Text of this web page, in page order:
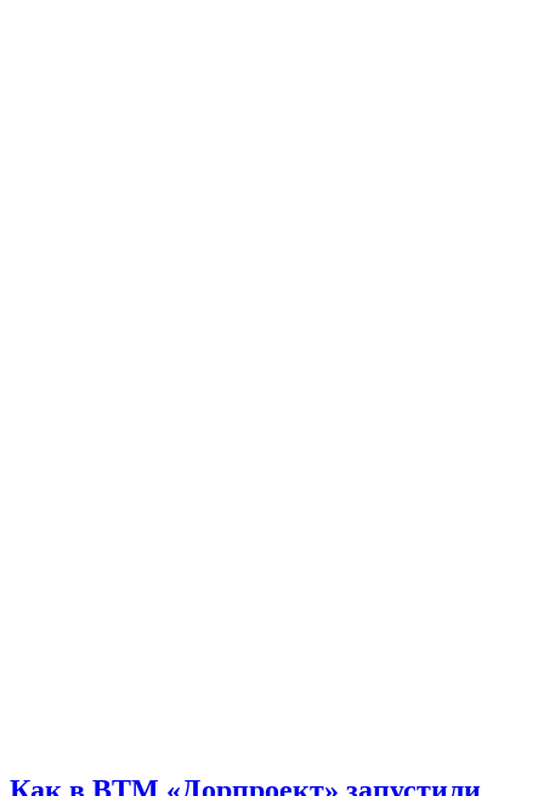
Как в ВТМ «Дорпроект» запустили